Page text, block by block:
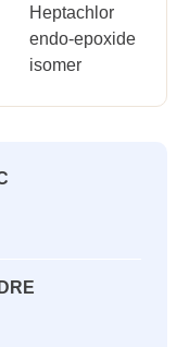
Heptachlor
endo-epoxide
isomer